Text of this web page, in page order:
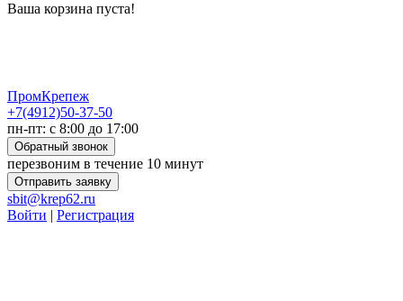
Ваша корзина пуста!
ПромКрепеж
+7(4912)50-37-50
пн-пт: с 8:00 до 17:00
Обратный звонок
перезвоним в течение 10 минут
Отправить заявку
sbit@krep62.ru
Войти | Регистрация